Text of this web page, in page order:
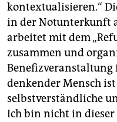
kontextualisieren.“
in der Notunterkunft
arbeitet mit dem
zusammen und
Benefizveranstaltung
denkender Mensch
selbstverständliche
Ich bin nicht in